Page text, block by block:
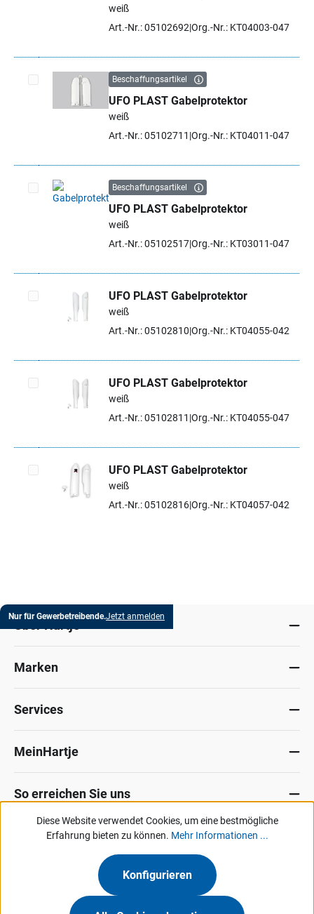
weiß
Art.-Nr.: 05102692 Org.-Nr.: KT04003-047
Artikel auswählen
Beschaffungsartikel
UFO PLAST Gabelprotektor
weiß
Art.-Nr.: 05102711 Org.-Nr.: KT04011-047
Artikel auswählen
Beschaffungsartikel
UFO PLAST Gabelprotektor
weiß
Art.-Nr.: 05102517Org.-Nr.: KT03011-047
Artikel auswählen
UFO PLAST Gabelprotektor
weiß
Art.-Nr.: 05102810 Org.-Nr.: KT04055-042
Artikel auswählen
UFO PLAST Gabelprotektor
weiß
Art.-Nr.: 05102811 Org.-Nr.: KT04055-047
Artikel auswählen
UFO PLAST Gabelprotektor
weiß
Art.-Nr.: 05102816Org.-Nr.: KT04057-042
Nur für Gewerbetreibende.Jetzt anmelden
Marken
Services
MeinHartje
So erreichen Sie uns
Datenschutz ImpressumAllg. Verkaufsbedingungen
KontaktHinweisgeber-Portal
Unsere Angebote & Services richten sich ausschließlich an Industrie, Handel,
Diese Website verwendet Cookies, um eine bestmögliche
Erfahrung bieten zu können. Mehr Informationen ...
Konfigurieren